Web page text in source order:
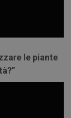
le piante